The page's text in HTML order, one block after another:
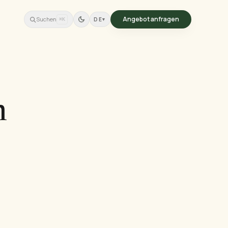
Suchen ⌘K DE▾ Angebot anfragen